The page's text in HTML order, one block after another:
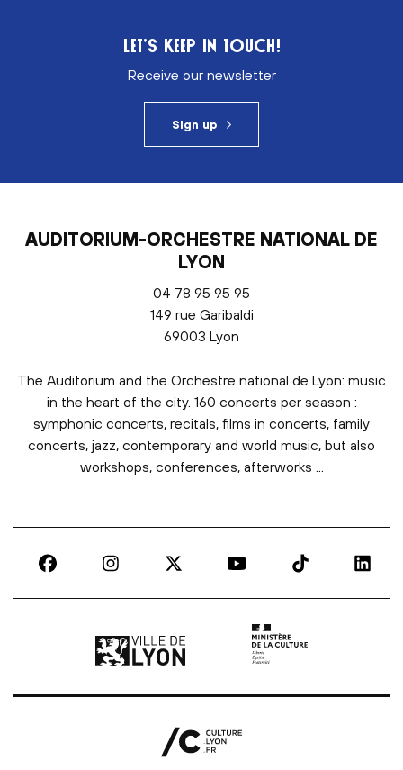
LET’S KEEP IN TOUCH!
Receive our newsletter
Sign up
AUDITORIUM-ORCHESTRE NATIONAL DE
LYON
04 78 95 95 95
149 rue Garibaldi
69003 Lyon
The Auditorium and the Orchestre national de Lyon: music
in the heart of the city. 160 concerts per season :
symphonic concerts, recitals, films in concerts, family
concerts, jazz, contemporary and world music, but also
workshops, conferences, afterworks ...
Ville de Lyon | lien externeMinistère de la culture